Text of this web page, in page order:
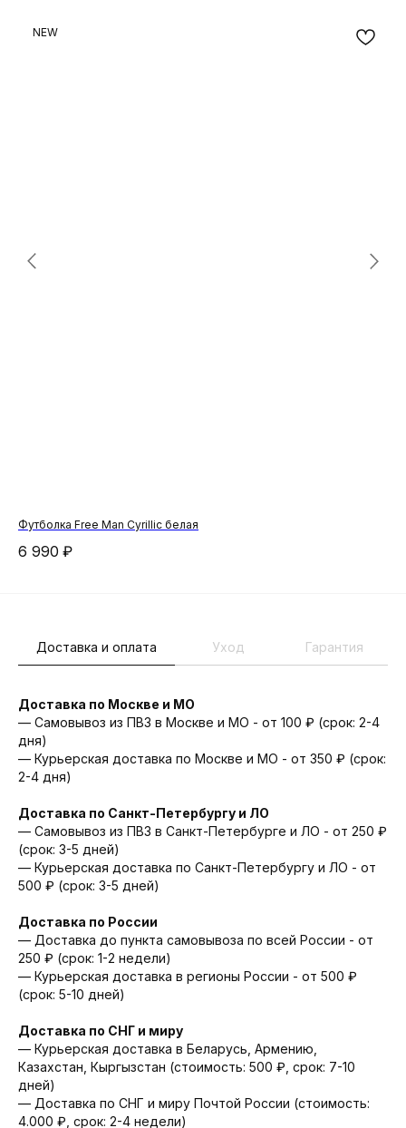
NEW
Футболка Free Man Cyrillic белая
6 990 ₽
Доставка и оплата Уход Гарантия
Доставка по Москве и МО
— Самовывоз из ПВЗ в Москве и МО - от 100 ₽ (срок: 2-4
дня)
— Курьерская доставка по Москве и МО - от 350 ₽ (срок:
2-4 дня)
Доставка по Санкт-Петербургу и ЛО
— Cамовывоз из ПВЗ в Санкт-Петербурге и ЛО - от 250 ₽
(срок: 3-5 дней)
— Курьерская доставка по Санкт-Петербургу и ЛО - от
500 ₽ (срок: 3-5 дней)
Доставка по России
— Доставка до пункта самовывоза по всей России - от
250 ₽ (срок: 1-2 недели)
— Курьерская доставка в регионы России - от 500 ₽
(срок: 5-10 дней)
Доставка по СНГ и миру
— Курьерская доставка в Беларусь, Армению,
Казахстан, Кыргызстан (стоимость: 500 ₽, срок: 7-10
дней)
— Доставка по СНГ и миру Почтой России (стоимость:
4.000 ₽, срок: 2-4 недели)